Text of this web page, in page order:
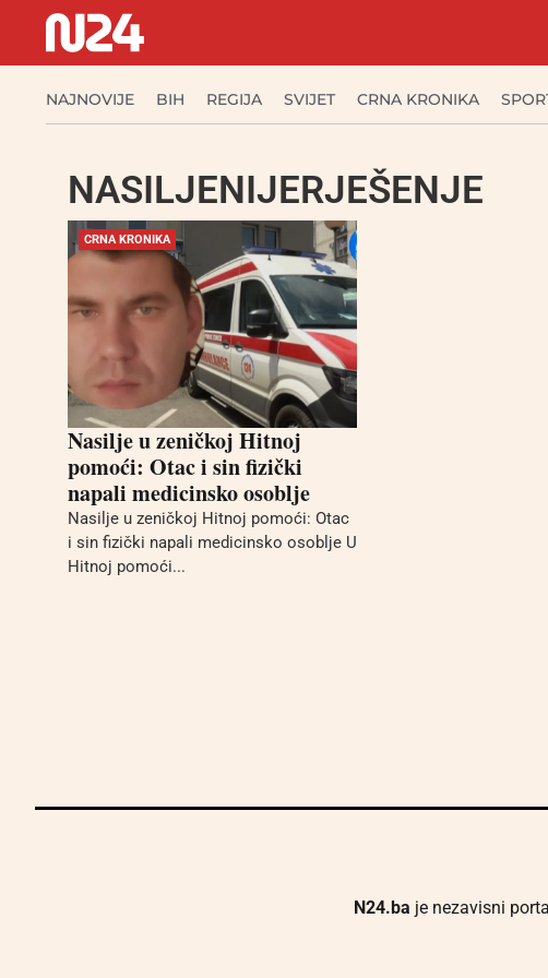
NAJNOVIJE BIH REGIJA SVIJET CRNA KRONIKA
NASILJENIJERJEŠENJE
CRNA KRONIKA
Nasilje u zeničkoj Hitnoj
pomoći: Otac i sin fizički
napali medicinsko osoblje
Nasilje u zeničkoj Hitnoj pomoći: Otac
i sin fizički napali medicinsko osoblje U
Hitnoj pomoći...
N24.ba je nezavisni